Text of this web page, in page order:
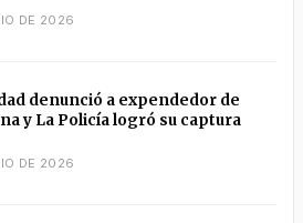
DE 2026
denunció a expendedor de
y La Policía logró su captura
DE 2026